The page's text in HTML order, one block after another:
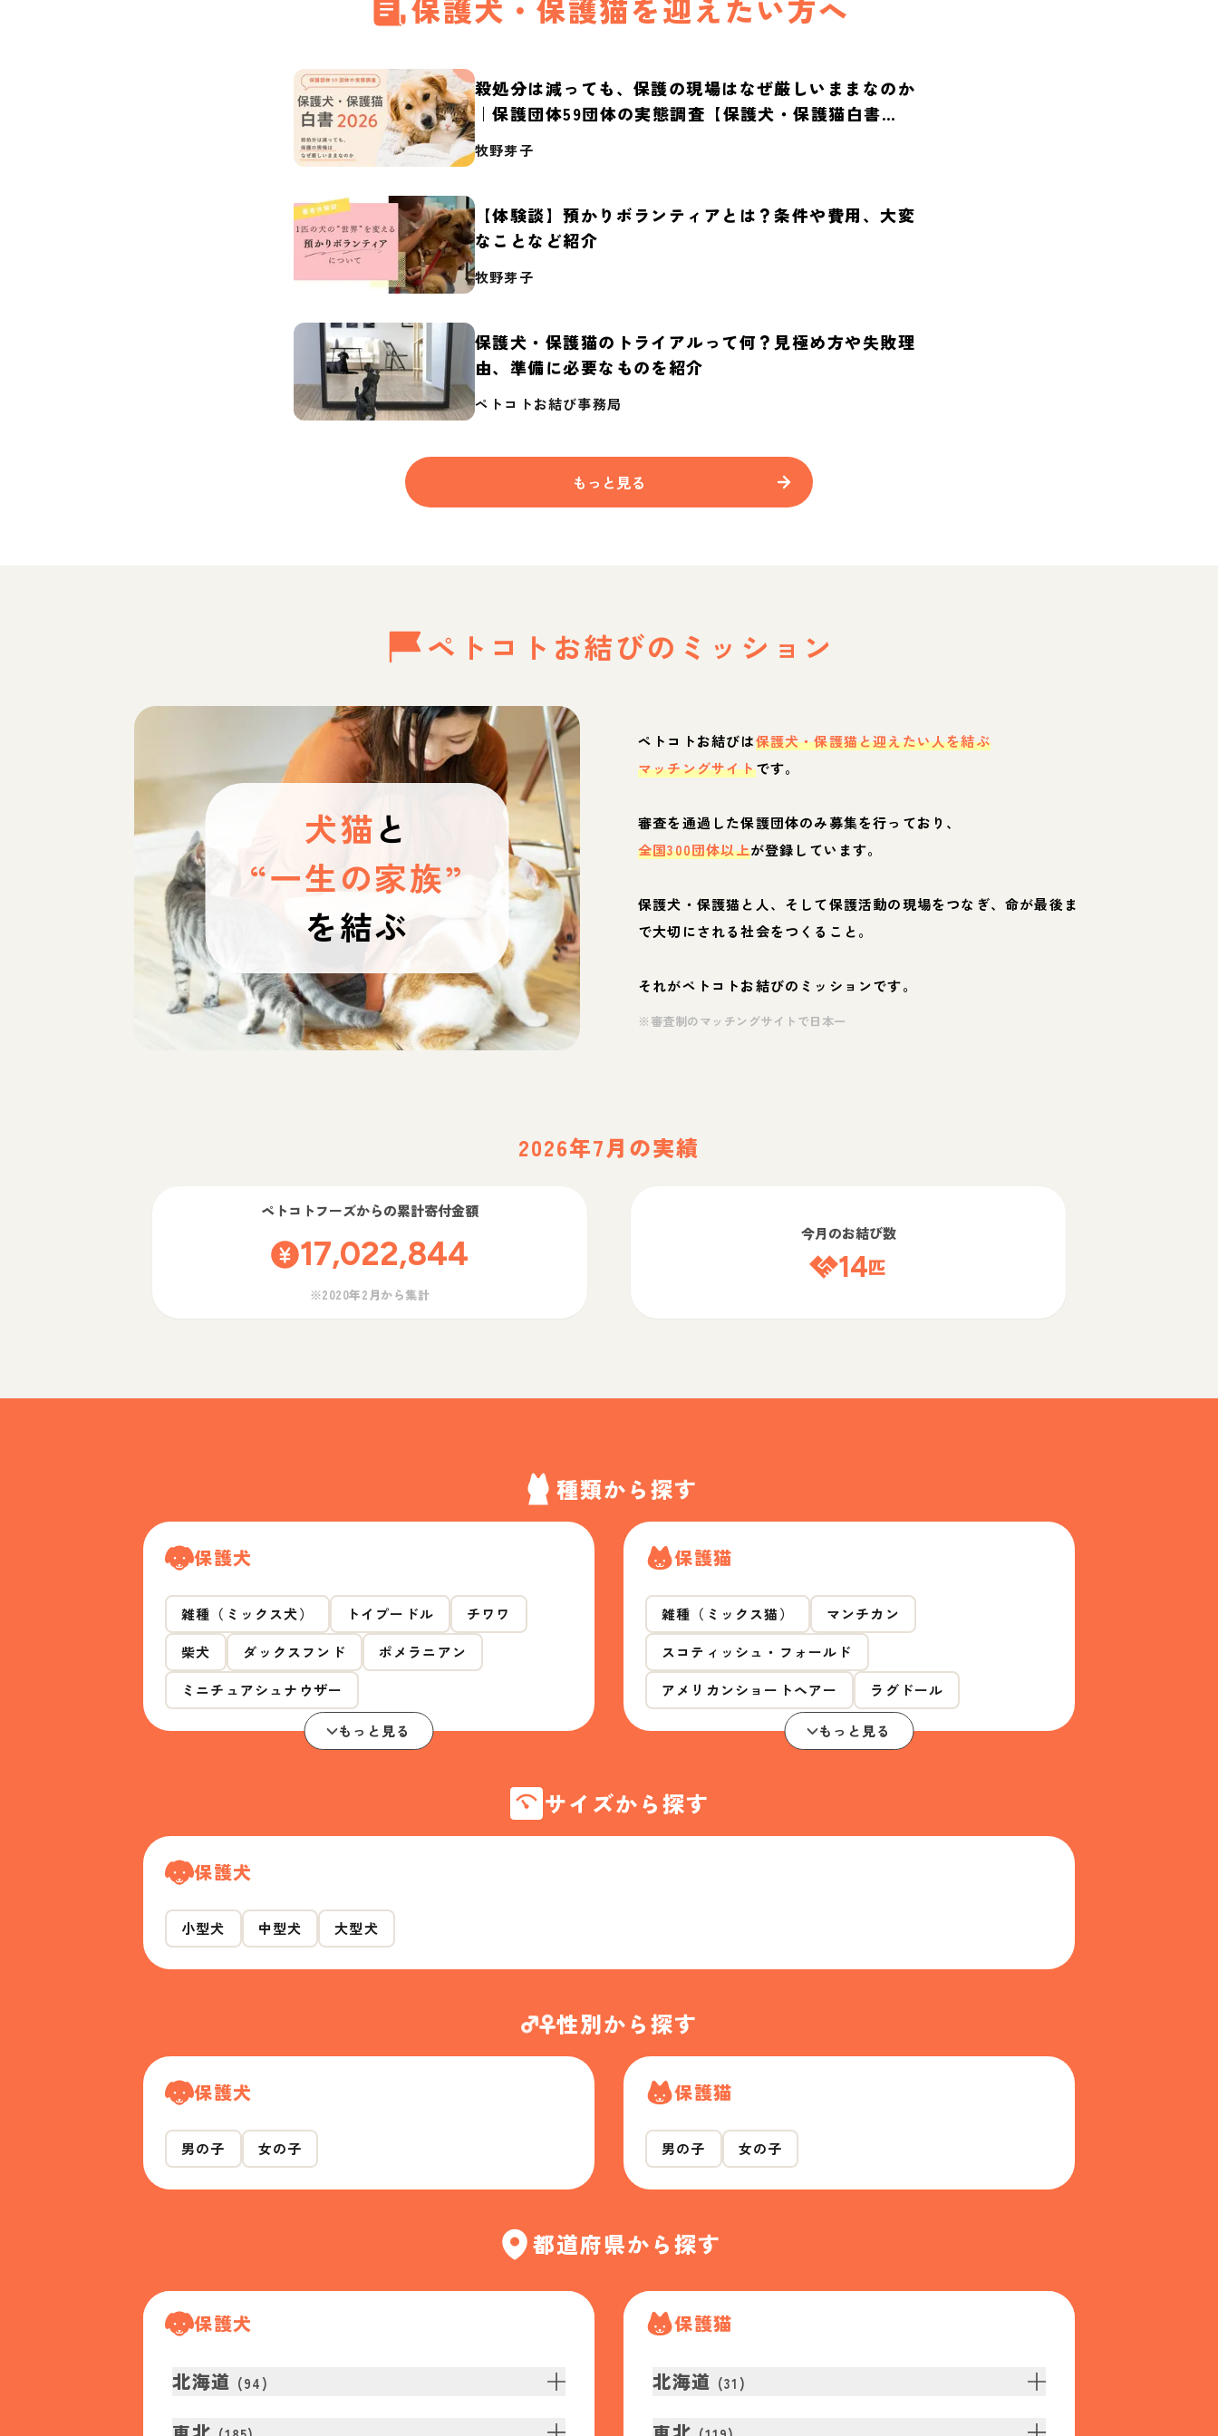
保護犬・保護猫を迎えたい方へ
殺処分は減っても、保護の現場はなぜ厳しいままなのか
｜保護団体59団体の実態調査【保護犬・保護猫白書
2026】
牧野芽子
【体験談】預かりボランティアとは？条件や費用、大変
なことなど紹介
牧野芽子
保護犬・保護猫のトライアルって何？見極め方や失敗理
由、準備に必要なものを紹介
ペトコトお結び事務局
もっと見る
ペトコトお結びの ミッション
犬猫と
“一生の家族”
を結ぶ
ペトコトお結びは保護犬・保護猫と迎えたい人を結ぶ
マッチングサイトです。
審査を通過した保護団体のみ募集を行っており、
全国300団体以上が登録しています。
保護犬・保護猫と人、そして保護活動の現場をつなぎ、命が最後ま
で大切にされる社会をつくること。
それがペトコトお結びのミッションです。
※審査制のマッチングサイトで日本一
2026年7月の実績
ペトコトフーズからの累計寄付金額
17,022,844
※2020年2月から集計
今月のお結び数
14匹
種類から探す
保護犬
雑種（ミックス犬） トイプードル
チワワ
柴犬
ダックスフンド
ポメラニアン
ミニチュアシュナウザー
もっと見る
保護猫
雑種（ミックス猫）
マンチカン
スコティッシュ・フォールド
アメリカンショートヘアー
ラグドール
もっと見る
サイズから探す
保護犬
小型犬 中型犬 大型犬
性別から探す
保護犬
男の子 女の子
保護猫
男の子 女の子
都道府県から探す
保護犬
北海道 (94)
保護猫
北海道 (31 )